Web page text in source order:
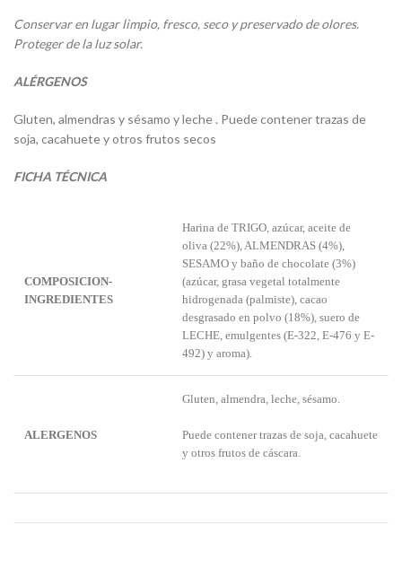
Conservar en lugar limpio, fresco, seco y preservado de olores.
Proteger de la luz solar.
ALÉRGENOS
Gluten, almendras y sésamo y leche . Puede contener trazas de
soja, cacahuete y otros frutos secos
FICHA TÉCNICA
COMPOSICION-
INGREDIENTES
Harina de TRIGO, azúcar, aceite de
oliva (22%), ALMENDRAS (4%),
SESAMO y baño de chocolate (3%)
(azúcar, grasa vegetal totalmente
hidrogenada (palmiste), cacao
desgrasado en polvo (18%), suero de
LECHE, emulgentes (E-322, E-476 y E-
492) y aroma).
ALERGENOS
Gluten, almendra, leche, sésamo.
Puede contener trazas de soja, cacahuete
y otros frutos de cáscara.